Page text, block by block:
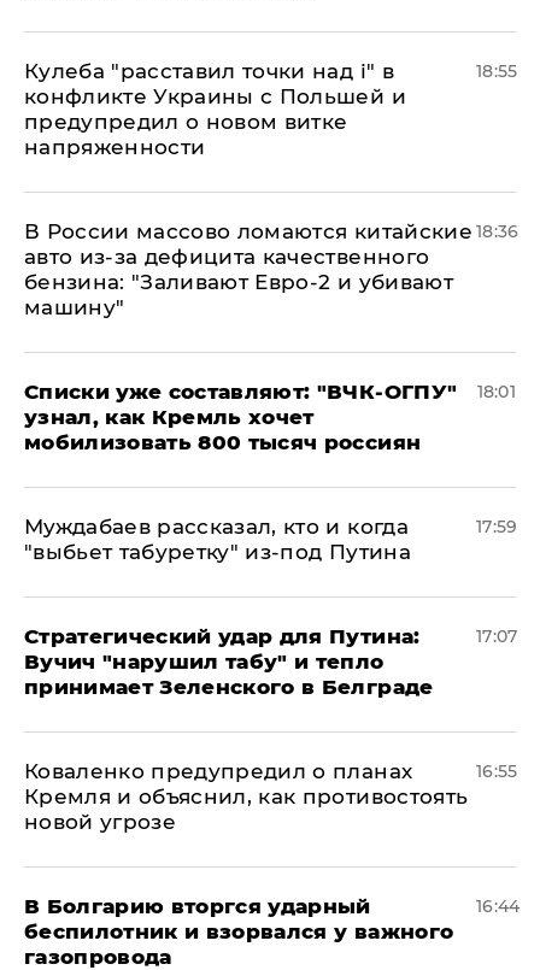
Кулеба "расставил точки над і" в
конфликте Украины с Польшей и
предупредил о новом витке
напряженности
18:55
В России массово ломаются китайские
авто из-за дефицита качественного
бензина: "Заливают Евро-2 и убивают
машину"
18:36
Списки уже составляют: "ВЧК-ОГПУ"
узнал, как Кремль хочет
мобилизовать 800 тысяч россиян
18:01
Муждабаев рассказал, кто и когда
"выбьет табуретку" из-под Путина
17:59
Стратегический удар для Путина:
Вучич "нарушил табу" и тепло
принимает Зеленского в Белграде
17:07
Коваленко предупредил о планах
Кремля и объяснил, как противостоять
новой угрозе
16:55
В Болгарию вторгся ударный
беспилотник и взорвался у важного
газопровода
16:44